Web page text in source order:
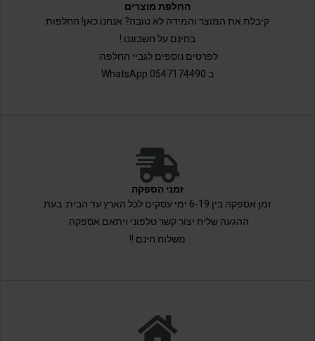
החלפת מוצרים
קיבלת את המוצר והמידה לא טובה? אנחנו כאן! החלפות
בחינם על חשבוננו !
לפרטים נוספים לגביי החלפה:
ב 0547174490 WhatsApp
זמני הספקה
זמן אספקה בין 6-19 ימי עסקים לכל הארץ עד הבית. בעת
ההגעה שליח יצור קשר טלפוני ויתאם אספקה.
משלוח חינם !!